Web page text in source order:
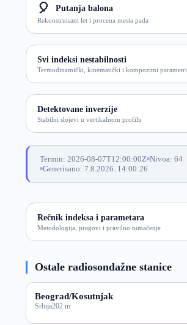
🎈 Putanja balona
Rekonstruisani let i procena mesta pada
Svi indeksi nestabilnosti
Termodinamički, kinematički i kompozitni parametri
Detektovane inverzije
Stabilni slojevi u vertikalnom profilu
Termin: 2026-08-07T12:00:00Z Nivoa: 64
Generisano: 7.8.2026. 14:00:26
Rečnik indeksa i parametara
Metodologija, pragovi i pravilno tumačenje
Ostale radiosondažne stanice
Beograd/Kosutnjak
Srbija202 m